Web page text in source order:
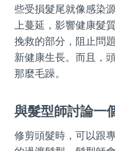
些受損髮尾就像感染
上蔓延，影響健康髮
挽救的部分，阻止問
新健康生長。而且，
那麼毛躁。
與髮型師討論一
修剪頭髮時，可以跟